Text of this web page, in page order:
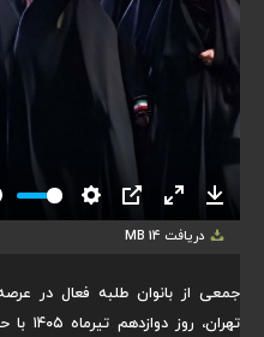
SettingsPIP
Enter
fullscreen
دریافت 14 MB
جمعی از بانوان طلبه فعال در